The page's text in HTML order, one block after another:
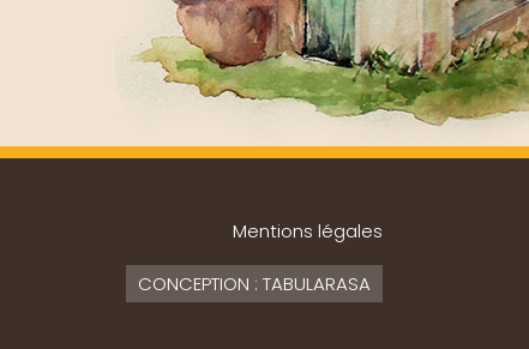
Mentions légales
CONCEPTION : TABULARASA